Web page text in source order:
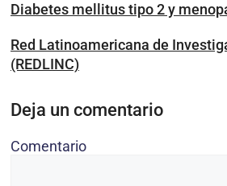
Diabetes mellitus tipo 2 y
Red Latinoamericana de
(REDLINC)
Deja un comentario
Comentario